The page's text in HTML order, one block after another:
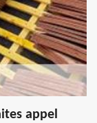
appel